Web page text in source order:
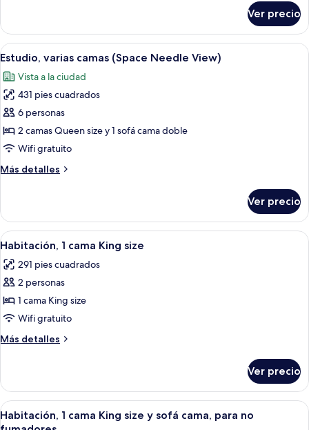
varias
camas
Ver precio
Abrir
todas
las
fotos
de
Estudio,
varias
(Space
Una habitación de hotel con una
8
Estudio, varias camas (Space Needle View)
Vista a la ciudad
431 pies cuadrados
6 personas
2 camas Queen size y 1 sofá cama doble
Wifi gratuito
Más detalles
Más
varias
camas
(Space
View)
Ver precio
Abrir
todas
las
fotos
de
Habitación,
1
cama
size
Caja de seguridad en la habitación y
6
Habitación, 1 cama King size
291 pies cuadrados
2 personas
1 cama King size
Wifi gratuito
Más detalles
Más
1
cama
King
size
Ver precio
Abrir
todas
Habitación de hotel con cama, sofá,
7
Habitación, 1 cama King size y sofá cama, para no